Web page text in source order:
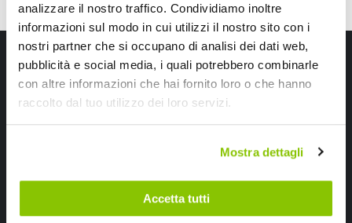
analizzare il nostro traffico. Condividiamo inoltre
informazioni sul modo in cui utilizzi il nostro sito con i
nostri partner che si occupano di analisi dei dati web,
pubblicità e social media, i quali potrebbero combinarle
con altre informazioni che hai fornito loro o che hanno
raccolto dal tuo utilizzo dei loro servizi.
Mostra dettagli
Accetta tutti
Iscriviti alla newsletter Speedup
Ricevi subito uno sconto del 10% per il tuo primo acquisto online!
Ho letto e accettato il documentoprivacy policy